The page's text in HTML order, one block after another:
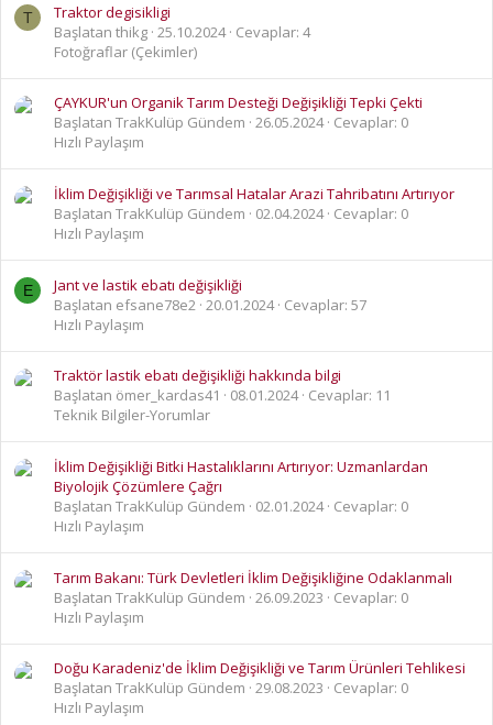
T
Traktor degisikligi
Başlatan thikg 25.10.2024 Cevaplar: 4
Fotoğraflar (Çekimler)
ÇAYKUR'un Organik Tarım Desteği Değişikliği Tepki Çekti
Başlatan TrakKulüp Gündem 26.05.2024 Cevaplar: 0
Hızlı Paylaşım
İklim Değişikliği ve Tarımsal Hatalar Arazi Tahribatını Artırıyor
Başlatan TrakKulüp Gündem
02.04.2024 Cevaplar: 0
Hızlı Paylaşım
E
Jant ve lastik ebatı değişikliği
Başlatan efsane78e2
20.01.2024 Cevaplar: 57
Hızlı Paylaşım
Traktör lastik ebatı değişikliği hakkında bilgi
Başlatan ömer_kardas41
08.01.2024 Cevaplar: 11
Teknik Bilgiler-Yorumlar
İklim Değişikliği Bitki Hastalıklarını Artırıyor: Uzmanlardan
Biyolojik Çözümlere Çağrı
Başlatan TrakKulüp Gündem
02.01.2024 Cevaplar: 0
Hızlı Paylaşım
Tarım Bakanı: Türk Devletleri İklim Değişikliğine Odaklanmalı
Başlatan TrakKulüp Gündem
26.09.2023
Cevaplar: 0
Hızlı Paylaşım
Doğu Karadeniz'de İklim Değişikliği ve Tarım Ürünleri Tehlikesi
Başlatan TrakKulüp Gündem 29.08.2023
Cevaplar: 0
Hızlı Paylaşım